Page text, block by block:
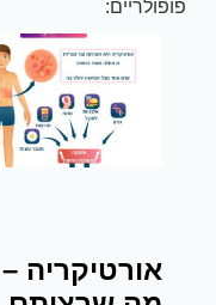
פופולריים:
אורטיקריה